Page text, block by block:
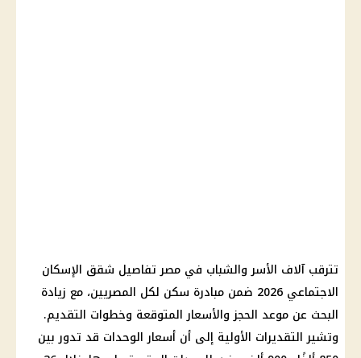
تترقب آلاف الأسر والشباب في مصر تفاصيل شقق الإسكان
الاجتماعي 2026 ضمن مبادرة سكن لكل المصريين، مع زيادة
البحث عن موعد الحجز والأسعار المتوقعة وخطوات التقديم.
وتشير التقديرات الأولية إلى أن أسعار الوحدات قد تدور بين